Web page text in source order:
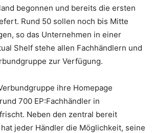
begonnen und bereits die ersten
Rund 50 sollen noch bis Mitte
so das Unternehmen in einer
Shelf stehe allen Fachhändlern und
zur Verfügung.
ihre Homepage
700 EP:Fachhändler in
Neben den zentral bereit
jeder Händler die Möglichkeit, seine